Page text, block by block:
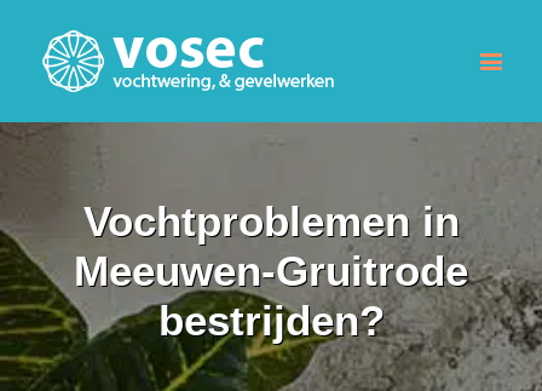
Vochtproblemen in
Meeuwen-Gruitrode
bestrijden?